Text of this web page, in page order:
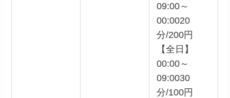
09:00～
00:0020
分/200円
【全日】
00:00～
09:0030
分/100円